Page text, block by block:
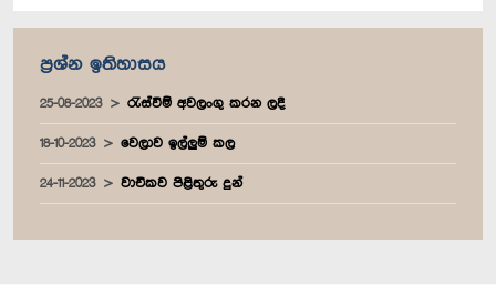
ප්‍රශ්න ඉතිහාසය
25-08-2023 රැස්වීම් අවලංගු කරන ලදී
18-10-2023 වෙලාව ඉල්ලුම් කල
24-11-2023 වාචිකව පිළිතුරු දුන්